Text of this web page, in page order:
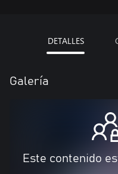
DETALLES
Galería
Este contenido